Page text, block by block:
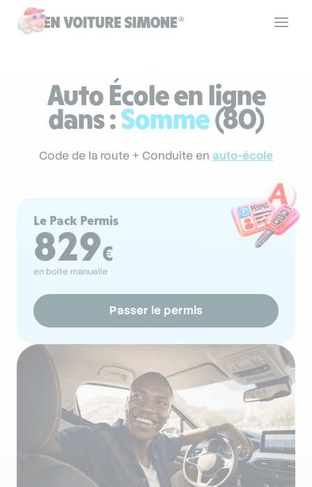
Permis de conduire
Aide
Auto École en ligne
dans :Somme(80)
Code de la route + Conduite en auto-école
Le Pack Permis
829€
en boîte manuelle
Passer le permis